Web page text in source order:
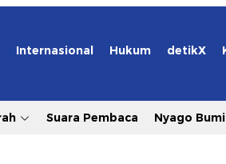
Internasional Hukum detikX
Suara Pembaca Nyago